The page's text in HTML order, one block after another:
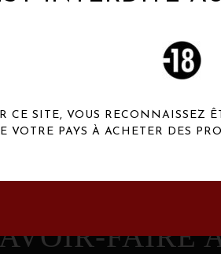
FAIRE
CE SITE, VOUS RECONNAISSEZ
VOTRE PAYS À ACHETER DES